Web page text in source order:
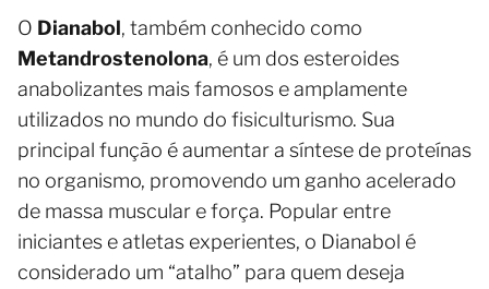
O Dianabol, também conhecido como
Metandrostenolona, é um dos esteroides
anabolizantes mais famosos e amplamente
utilizados no mundo do fisiculturismo. Sua
principal função é aumentar a síntese de proteínas
no organismo, promovendo um ganho acelerado
de massa muscular e força. Popular entre
iniciantes e atletas experientes, o Dianabol é
considerado um “atalho” para quem deseja